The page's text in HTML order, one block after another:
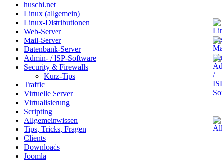
huschi.net
Linux (allgemein)
Linux-Distributionen
Web-Server
Mail-Server
Datenbank-Server
Admin- / ISP-Software
Security & Firewalls
Kurz-Tips
Traffic
Virtuelle Server
Virtualisierung
Scripting
Allgemeinwissen
Tips, Tricks, Fragen
Clients
Downloads
Joomla